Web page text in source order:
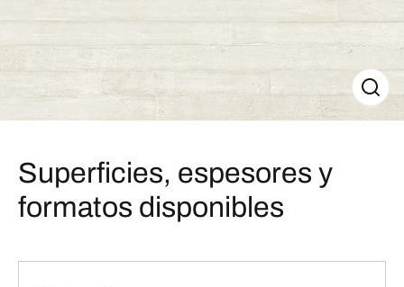
Superficies, espesores y
formatos disponibles